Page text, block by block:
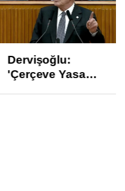
Dervişoğlu:
'Çerçeve Yasa